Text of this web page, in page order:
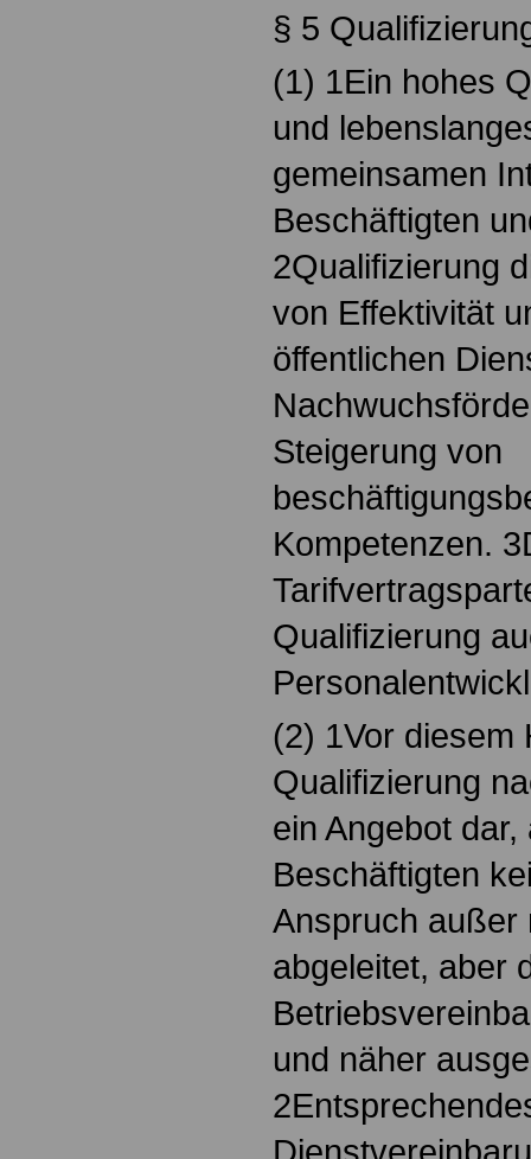
§ 5
(1) 1Ein hohes
und
gemeinsamen
Beschäftigten
2Qualifizierung
von Effektivität
öffentlichen
Steigerung von
Kompetenzen.
Qualifizierung
(2) 1Vor diesem
Qualifizierung
ein Angebot
Beschäftigten
Anspruch außer
abgeleitet, aber
und näher